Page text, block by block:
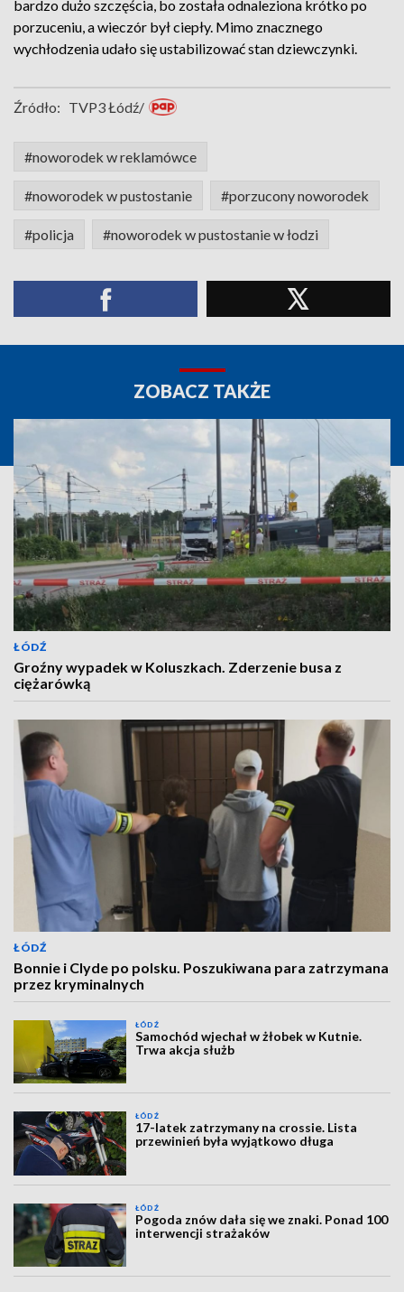
bardzo dużo szczęścia, bo została odnaleziona krótko po
porzuceniu, a wieczór był ciepły. Mimo znacznego
wychłodzenia udało się ustabilizować stan dziewczynki.
Źródło: TVP3 Łódź/
#noworodek w reklamówce
#noworodek w pustostanie #porzucony noworodek
#policja #noworodek w pustostanie w łodzi
ZOBACZ TAKŻE
ŁÓDŹ
Groźny wypadek w Koluszkach. Zderzenie busa z
ciężarówką
ŁÓDŹ
Bonnie i Clyde po polsku. Poszukiwana para zatrzymana
przez kryminalnych
ŁÓDŹ
Samochód wjechał w żłobek w Kutnie.
Trwa akcja służb
ŁÓDŹ
17-latek zatrzymany na crossie. Lista
przewinień była wyjątkowo długa
ŁÓDŹ
Pogoda znów dała się we znaki. Ponad 100
interwencji strażaków